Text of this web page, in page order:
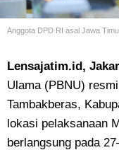
Anggota DPD RI asal Jawa
Lensajatim.id,
Ulama (PBNU)
Tambakberas,
lokasi pelaksanaan
berlangsung pada